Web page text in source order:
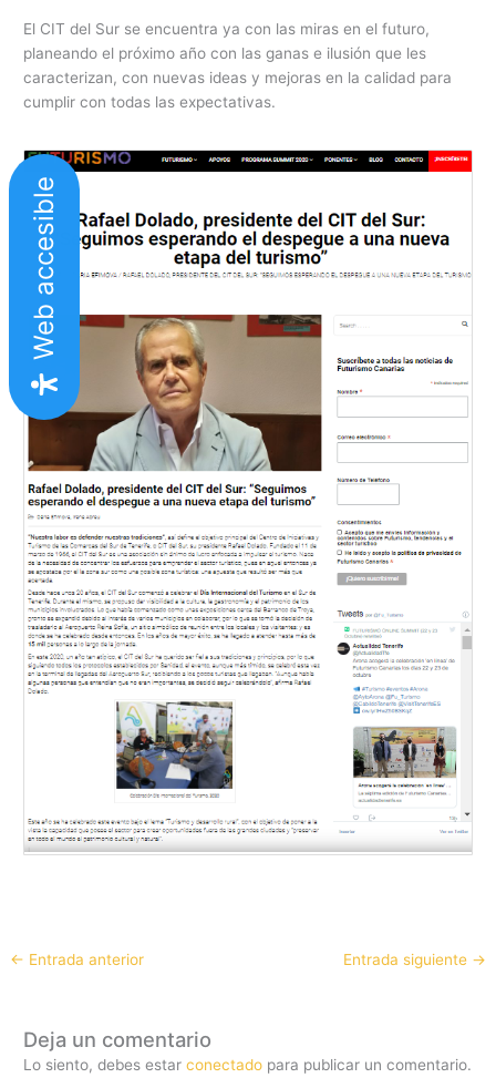
El CIT del Sur se encuentra ya con las miras en el futuro,
planeando el próximo año con las ganas e ilusión que les
caracterizan, con nuevas ideas y mejoras en la calidad para
cumplir con todas las expectativas.
← Entrada anterior Entrada siguiente →
Deja un comentario
Lo siento, debes estarconectado para publicar un comentario.
Web accesible